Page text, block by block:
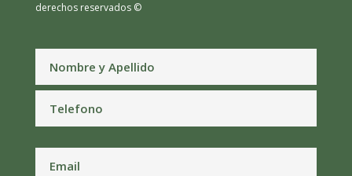
derechos reservados ©